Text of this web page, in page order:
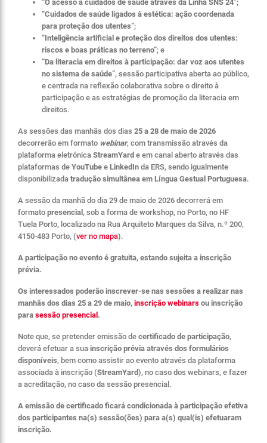
“O acesso a cuidados de saúde através da Linha SNS 24”;
“Cuidados de saúde ligados à estética: ação coordenada
para proteção dos utentes”;
“Inteligência artificial e proteção dos direitos dos utentes:
riscos e boas práticas no terreno”; e
“Da literacia em direitos à participação: dar voz aos utentes
no sistema de saúde”, sessão participativa aberta ao público,
e centrada na reflexão colaborativa sobre o direito à
participação e as estratégias de promoção da literacia em
direitos.
As sessões das manhãs dos dias 25 a 28 de maio de 2026
decorrerão em formato webinar, com transmissão através da
plataforma eletrónica StreamYard e em canal aberto através das
plataformas de YouTube e LinkedIn da ERS, sendo igualmente
disponibilizada tradução simultânea em Língua Gestual Portuguesa.
A sessão da manhã do dia 29 de maio de 2026 decorrerá em
formato presencial , sob a forma de workshop, no Porto, no HF
Tuela Porto, localizado na Rua Arquiteto Marques da Silva, n.º 200,
4150-483 Porto, (ver no mapa).
A participação no evento é gratuita, estando sujeita a inscrição
prévia.
Os interessados poderão inscrever-se nas sessões a realizar nas
manhãs dos dias 25 a 29 de maio, inscrição webinars ou inscrição
para sessão presencial .
Note que, se pretender emissão de certificado de participação,
deverá efetuar a sua inscrição prévia através dos formulários
disponíveis, bem como assistir ao evento através da plataforma
associada à inscrição (StreamYard), no caso dos webinars, e fazer
a acreditação, no caso da sessão presencial.
A emissão de certificado ficará condicionada à participação efetiva
dos participantes na(s) sessão(ões) para a(s) qual(is) efetuaram
inscrição.